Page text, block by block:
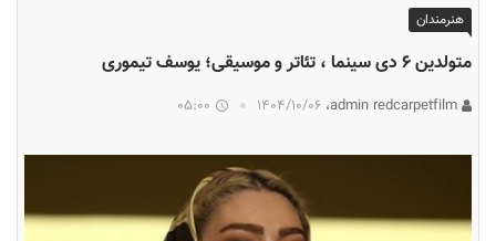
هنرمندان
متولدین ۶ دی سینما ، تئاتر و موسیقی؛ یوسف تیموری
۱۴۰۴/۱۰/۰۶ 05:00